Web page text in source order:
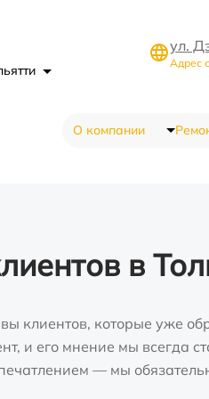
ул.
Адрес
О компании
в
клиентов, которые уже
и его мнение мы всегда
— мы